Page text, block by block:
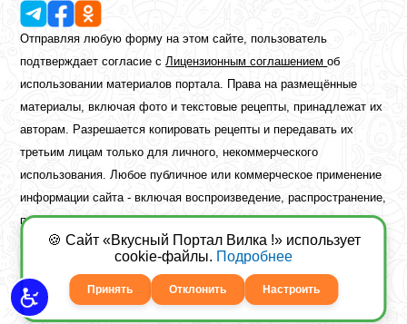
Отправляя любую форму на этом сайте, пользователь
подтверждает согласие сЛицензионным соглашениемоб
использовании материалов портала. Права на размещённые
материалы, включая фото и текстовые рецепты, принадлежат их
авторам. Разрешается копировать рецепты и передавать их
третьим лицам только для личного, некоммерческого
использования. Любое публичное или коммерческое применение
информации сайта - включая воспроизведение, распространение,
публикацию или обработку - возможно лишь при наличии
предварительного письменного разрешения правообладателя.
Copyright ©2026 Вкусный Портал Вилка
Сайт построенfreebrush.net
🍪 Сайт «Вкусный Портал Вилка !» использует
cookie-файлы. Подробнее
Принять Отклонить Настроить